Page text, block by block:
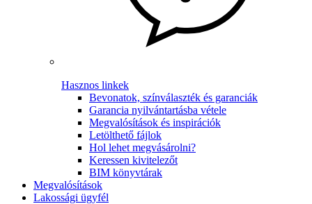
Hasznos linkek
Bevonatok, színválaszték és garanciák
Garancia nyilvántartásba vétele
Megvalósítások és inspirációk
Letölthető fájlok
Hol lehet megvásárolni?
Keressen kivitelezőt
BIM könyvtárak
Megvalósítások
Lakossági ügyfél